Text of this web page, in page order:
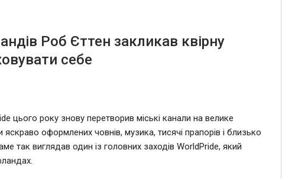
Роб Єттен закликав квірну
себе
цього року знову перетворив міські канали на велике
оформлених човнів, музика, тисячі прапорів і близько
так виглядав один із головних заходів WorldPride, який